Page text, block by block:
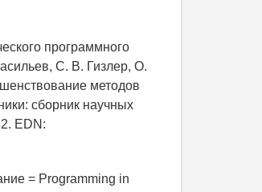
программного
С. В. Гизлер, О.
методов
сборник научных
EDN:
= Programming in